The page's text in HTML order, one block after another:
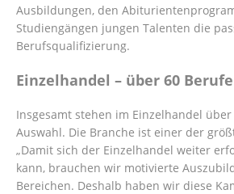
Ausbildungen, den
Studiengängen jungen Talenten die
Berufsqualifizierung.
Einzelhandel – über 60
Insgesamt stehen im Einzelhandel
Auswahl. Die Branche ist einer der
„Damit sich der Einzelhandel weiter
kann, brauchen wir motivierte
Bereichen. Deshalb haben wir diese